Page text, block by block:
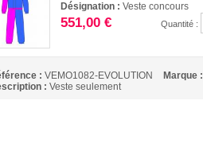
Désignation :Veste concours
551,00 € Quantité :
: VEMO1082-EVOLUTION Marque :
: Veste seulement